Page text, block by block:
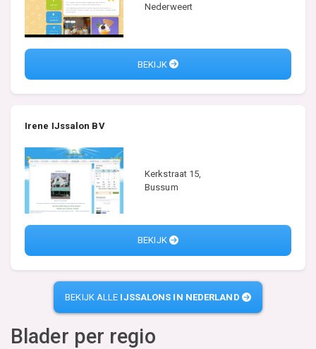
Nederweert
BEKIJK
Irene IJssalon BV
Kerkstraat 15,
Bussum
BEKIJK
BEKIJK ALLE IJSSALONS IN NEDERLAND
Blader per regio